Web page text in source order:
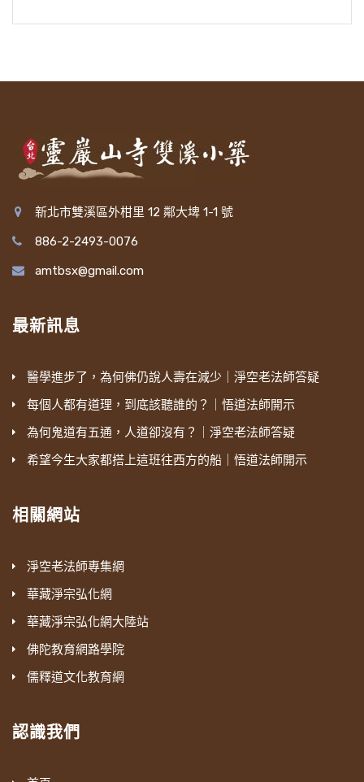
新北市雙溪區外柑里 12 鄰大埤 1-1 號
886-2-2493-0076
amtbsx@gmail.com
最新訊息
醫學進步了，為何佛仍說人壽在減少｜淨空老法師答疑
每個人都有道理，到底該聽誰的？｜悟道法師開示
為何鬼道有五通，人道卻沒有？｜淨空老法師答疑
希望今生大家都搭上這班往西方的船｜悟道法師開示
相關網站
淨空老法師專集網
華藏淨宗弘化網
華藏淨宗弘化網大陸站
佛陀教育網路學院
儒釋道文化教育網
認識我們